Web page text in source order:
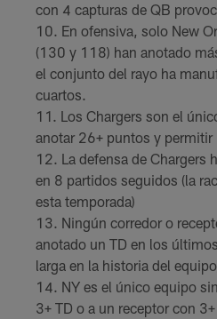
con 4 capturas de QB
En ofensiva, solo New
(130 y 118) han anotado
el conjunto del rayo ha
cuartos.
Los Chargers son el
anotar 26+ puntos y
La defensa de Chargers
en 8 partidos seguidos (la
esta temporada)
Ningún corredor o
anotado un TD en los
larga en la historia del
NY es el único equipo
3+ TD o a un receptor con